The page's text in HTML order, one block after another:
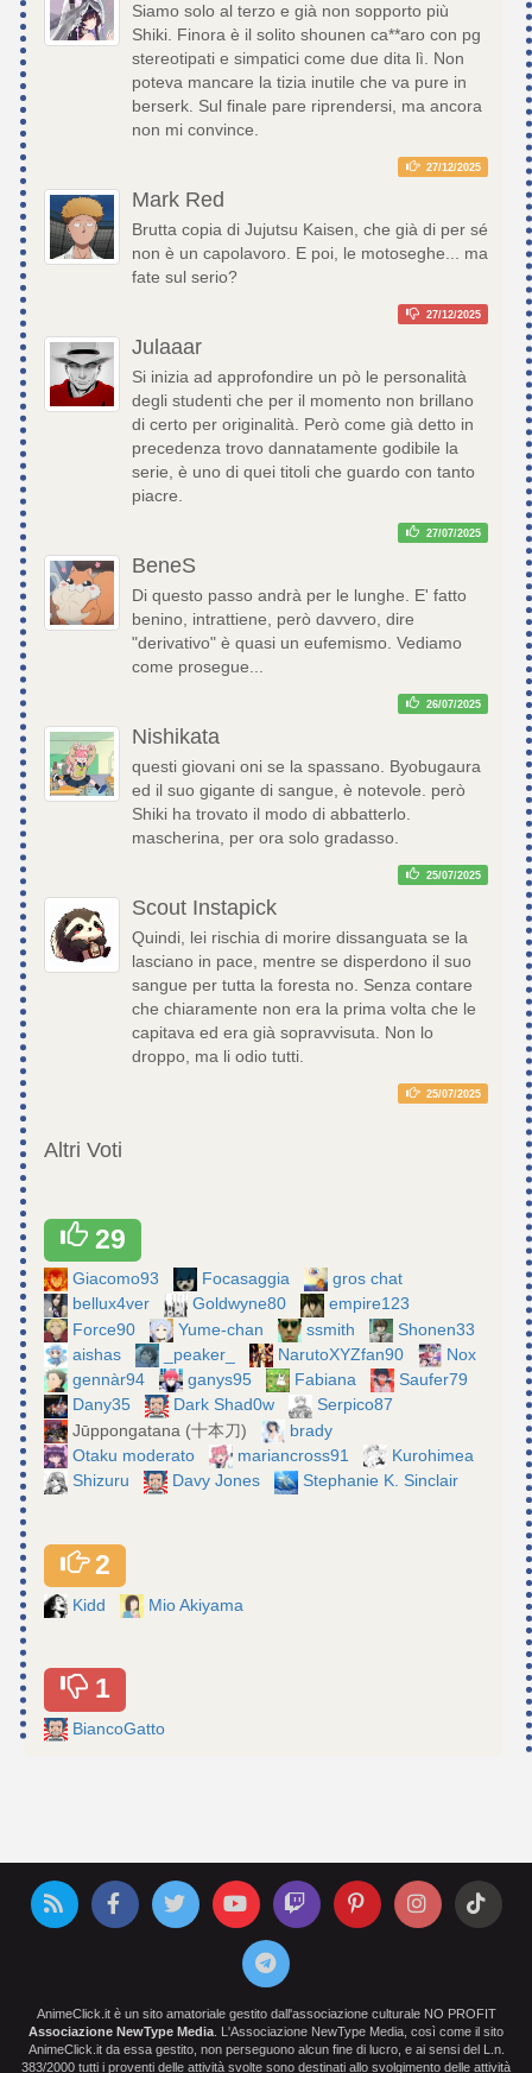
Siamo solo al terzo e già non sopporto più
Shiki. Finora è il solito shounen ca**aro con pg
stereotipati e simpatici come due dita lì. Non
poteva mancare la tizia inutile che va pure in
berserk. Sul finale pare riprendersi, ma ancora
non mi convince.
27/12/2025
Mark Red
Brutta copia di Jujutsu Kaisen, che già di per sé
non è un capolavoro. E poi, le motoseghe... ma
fate sul serio?
27/12/2025
Julaaar
Si inizia ad approfondire un pò le personalità
degli studenti che per il momento non brillano
di certo per originalità. Però come già detto in
precedenza trovo dannatamente godibile la
serie, è uno di quei titoli che guardo con tanto
piacre.
27/07/2025
BeneS
Di questo passo andrà per le lunghe. E' fatto
benino, intrattiene, però davvero, dire
"derivativo" è quasi un eufemismo. Vediamo
come prosegue...
26/07/2025
Nishikata
questi giovani oni se la spassano. Byobugaura
ed il suo gigante di sangue, è notevole. però
Shiki ha trovato il modo di abbatterlo.
mascherina, per ora solo gradasso.
25/07/2025
Scout Instapick
Quindi, lei rischia di morire dissanguata se la
lasciano in pace, mentre se disperdono il suo
sangue per tutta la foresta no. Senza contare
che chiaramente non era la prima volta che le
capitava ed era già sopravvisuta. Non lo
droppo, ma li odio tutti.
25/07/2025
Altri Voti
29
Giacomo93 Focasaggia
gros chat
bellux4ver
Goldwyne80
empire123
Force90
Yume-chan ssmith
Shonen33
aishas
_peaker_ NarutoXYZfan90
Nox
gennàr94
ganys95 Fabiana
Saufer79
Dany35
Dark Shad0w
Serpico87
Jūppongatana (十本刀)
brady
Otaku moderato
mariancross91
Kurohimea
Shizuru
Davy Jones Stephanie K. Sinclair
2
Kidd Mio Akiyama
1
BiancoGatto
AnimeClick.it è un sito amatoriale gestito dall'associazione culturale NO PROFIT
Associazione NewType Media . L'Associazione NewType Media, così come il sito
AnimeClick.it da essa gestito, non perseguono alcun fine di lucro, e ai sensi del L.n.
383/2000 tutti i proventi delle attività svolte sono destinati allo svolgimento delle attività